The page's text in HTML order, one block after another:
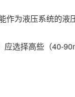
为液压系统的液
选择高些（40-